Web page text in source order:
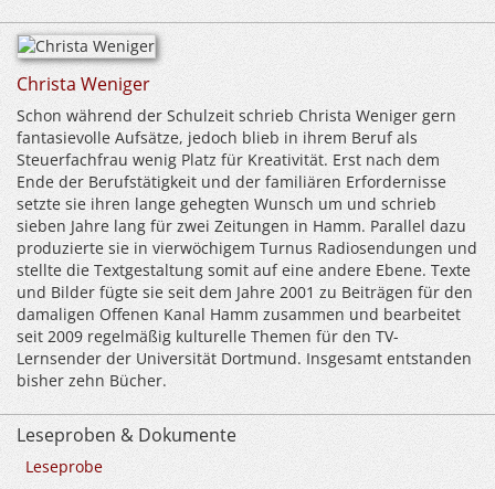
Christa Weniger
Schon während der Schulzeit schrieb Christa Weniger gern
fantasievolle Aufsätze, jedoch blieb in ihrem Beruf als
Steuerfachfrau wenig Platz für Kreativität. Erst nach dem
Ende der Berufstätigkeit und der familiären Erfordernisse
setzte sie ihren lange gehegten Wunsch um und schrieb
sieben Jahre lang für zwei Zeitungen in Hamm. Parallel dazu
produzierte sie in vierwöchigem Turnus Radiosendungen und
stellte die Textgestaltung somit auf eine andere Ebene. Texte
und Bilder fügte sie seit dem Jahre 2001 zu Beiträgen für den
damaligen Offenen Kanal Hamm zusammen und bearbeitet
seit 2009 regelmäßig kulturelle Themen für den TV-
Lernsender der Universität Dortmund. Insgesamt entstanden
bisher zehn Bücher.
Leseproben & Dokumente
Leseprobe